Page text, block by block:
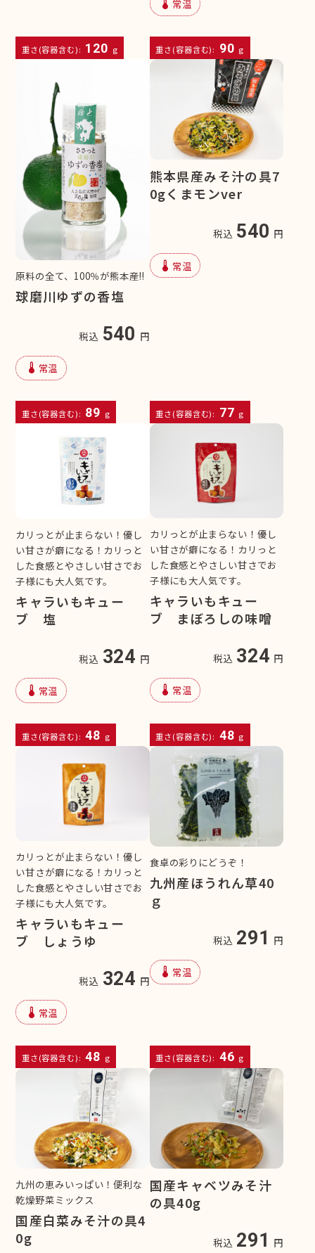
重さ(容器含む): 120 g
device_thermostat 常温
重さ(容器含む): 90 g
原料の全て、100％が熊本産!!
球磨川ゆずの香塩
税込 540 円
device_thermostat 常温
重さ(容器含む): 89 g
熊本県産みそ汁の具7
0gくまモンver
税込 540 円
device_thermostat 常温
重さ(容器含む): 77 g
カリっとが止まらない！優し
い甘さが癖になる！カリっと
した食感とやさしい甘さでお
子様にも大人気です。
キャラいもキュー
ブ 塩
税込 324 円
device_thermostat 常温
重さ(容器含む): 48 g
カリっとが止まらない！優し
い甘さが癖になる！カリっと
した食感とやさしい甘さでお
子様にも大人気です。
キャラいもキュー
ブ まぼろしの味噌
税込 324 円
device_thermostat 常温
重さ(容器含む): 48 g
カリっとが止まらない！優し
い甘さが癖になる！カリっと
した食感とやさしい甘さでお
子様にも大人気です。
キャラいもキュー
ブ しょうゆ
税込 324 円
device_thermostat 常温
重さ(容器含む): 48 g
食卓の彩りにどうぞ！
九州産ほうれん草40
ｇ
税込 291 円
device_thermostat 常温
重さ(容器含む): 46 g
九州の恵みいっぱい！便利な
乾燥野菜ミックス
国産白菜みそ汁の具4
0g
国産キャベツみそ汁
の具40g
税込 291 円